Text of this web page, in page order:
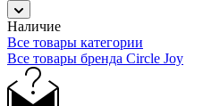
Наличие
Все товары категории
Все товары бренда Circle Joy